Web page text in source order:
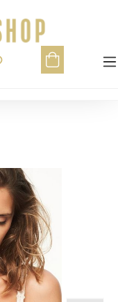
Du hast 0